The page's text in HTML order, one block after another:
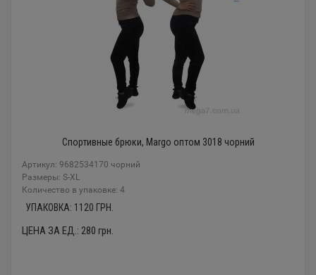
Спортивные брюки, Margo оптом 3018 чорний
Артикул: 9682534170 чорний
Размеры: S-XL
Количество в упаковке: 4
УПАКОВКА: 1120 ГРН.
ЦЕНА ЗА ЕД.: 280 грн.